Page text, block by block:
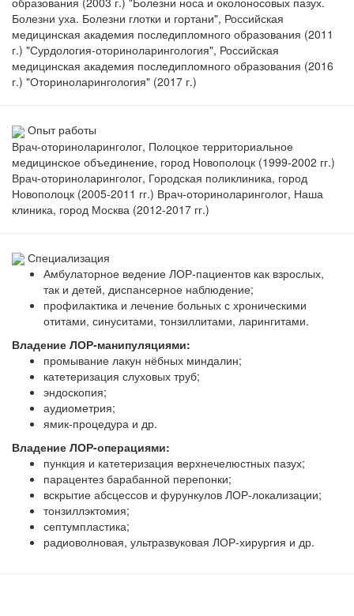
Болезни уха. Болезни глотки и гортани", Российская
медицинская академия последипломного образования (2011
г.) "Сурдология-оториноларингология", Российская
медицинская академия последипломного образования (2016
г.) "Оториноларингология" (2017 г.)
Опыт работы
Врач-оториноларинголог, Полоцкое территориальное
медицинское объединение, город Новополоцк (1999-2002 гг.)
Врач-оториноларинголог, Городская поликлиника, город
Новополоцк (2005-2011 гг.) Врач-оториноларинголог, Наша
клиника, город Москва (2012-2017 гг.)
Специализация
Амбулаторное ведение ЛОР-пациентов как взрослых,
так и детей, диспансерное наблюдение;
профилактика и лечение больных с хроническими
отитами, синуситами, тонзиллитами, ларингитами.
Владение ЛОР-манипуляциями:
промывание лакун нёбных миндалин;
катетеризация слуховых труб;
эндоскопия;
аудиометрия;
ямик-процедура и др.
Владение ЛОР-операциями:
пункция и катетеризация верхнечелюстных пазух;
парацентез барабанной перепонки;
вскрытие абсцессов и фурункулов ЛОР-локализации;
тонзиллэктомия;
септумпластика;
радиоволновая, ультразвуковая ЛОР-хирургия и др.